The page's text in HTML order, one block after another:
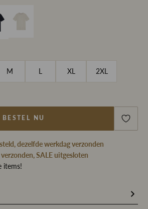
M L XL 2XL
BESTEL NU
dezelfde werkdag verzonden
SALE uitgesloten
items!